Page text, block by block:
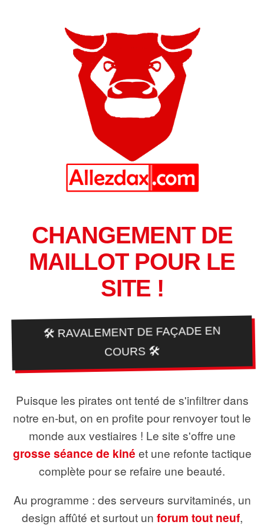
CHANGEMENT DE
MAILLOT POUR LE
SITE !
🛠️ RAVALEMENT DE FAÇADE EN
COURS 🛠️
Puisque les pirates ont tenté de s'infiltrer dans
notre en-but, on en profite pour renvoyer tout le
monde aux vestiaires ! Le site s'offre une
grosse séance de kiné et une refonte tactique
complète pour se refaire une beauté.
Au programme : des serveurs survitaminés, un
design affûté et surtout un forum tout neuf,